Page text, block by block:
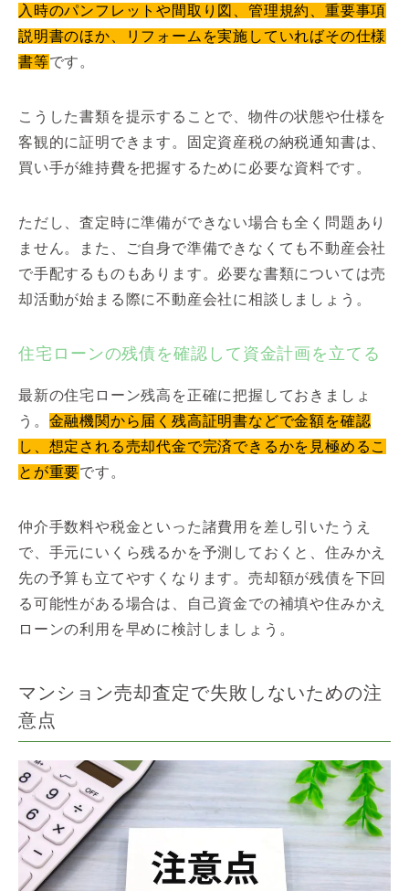
入時のパンフレットや間取り図、管理規約、重要事項
説明書のほか、リフォームを実施していればその仕様
書等です。
こうした書類を提示することで、物件の状態や仕様を
客観的に証明できます。固定資産税の納税通知書は、
買い手が維持費を把握するために必要な資料です。
ただし、査定時に準備ができない場合も全く問題あり
ません。また、ご自身で準備できなくても不動産会社
で手配するものもあります。必要な書類については売
却活動が始まる際に不動産会社に相談しましょう。
住宅ローンの残債を確認して資金計画を立てる
最新の住宅ローン残高を正確に把握しておきましょ
う。 金融機関から届く残高証明書などで金額を確認
し、想定される売却代金で完済できるかを見極めるこ
とが重要です。
仲介手数料や税金といった諸費用を差し引いたうえ
で、手元にいくら残るかを予測しておくと、住みかえ
先の予算も立てやすくなります。売却額が残債を下回
る可能性がある場合は、自己資金での補填や住みかえ
ローンの利用を早めに検討しましょう。
マンション売却査定で失敗しないための注
意点